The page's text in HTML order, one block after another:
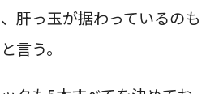
肝っ玉が据わっているのも
言う。